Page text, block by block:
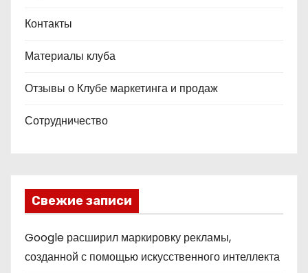
Контакты
Материалы клуба
Отзывы о Клубе маркетинга и продаж
Сотрудничество
Свежие записи
Google расширил маркировку рекламы,
созданной с помощью искусственного интеллекта